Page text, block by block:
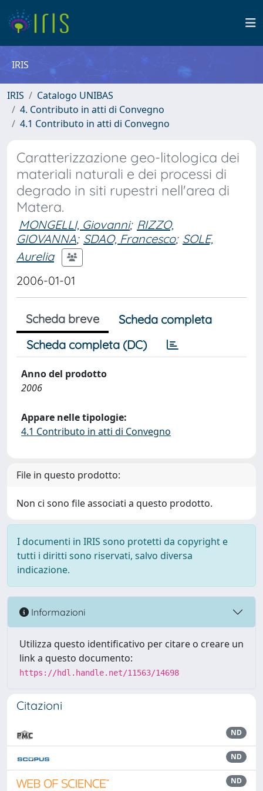
IRIS
IRIS
Catalogo UNIBAS
4. Contributo in atti di Convegno
4.1 Contributo in atti di Convegno
Caratterizzazione geo-litologica dei
materiali naturali e dei processi di
degrado in siti rupestri nell'area di
Matera.
MONGELLI, Giovanni; RIZZO,
GIOVANNA; SDAO, Francesco; SOLE,
Aurelia
2006-01-01
Scheda breve
Scheda completa
Scheda completa (DC)
Anno del prodotto
2006
Appare nelle tipologie:
4.1 Contributo in atti di Convegno
File in questo prodotto:
Non ci sono file associati a questo prodotto.
I documenti in IRIS sono protetti da copyright e
tutti i diritti sono riservati, salvo diversa
indicazione.
Informazioni
Utilizza questo identificativo per citare o creare un
link a questo documento:
https://hdl.handle.net/11563/14698
Citazioni
ND
ND
ND